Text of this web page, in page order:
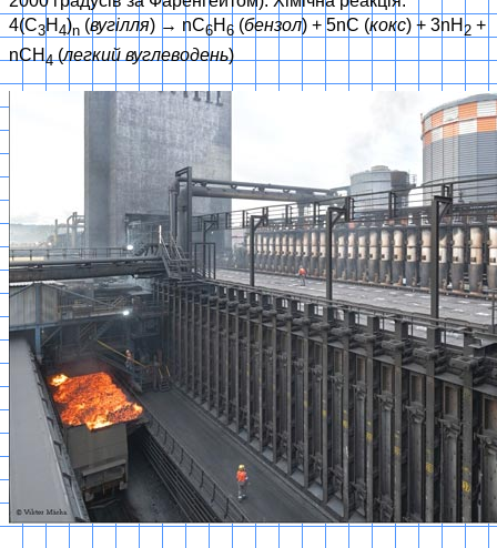
4(C3H 4)n (вугілля) → nC6H 6 (бензол) + 5nC (кокс) + 3nH 2 +
nCH 4 (легкий вуглеводень)